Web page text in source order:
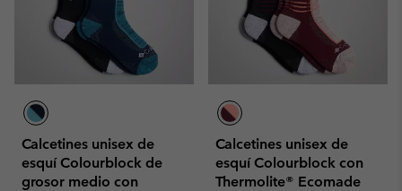
Calcetines unisex de
esquí Colourblock de
grosor medio con
Calcetines unisex de
esquí Colourblock con
Thermolite® Ecomade